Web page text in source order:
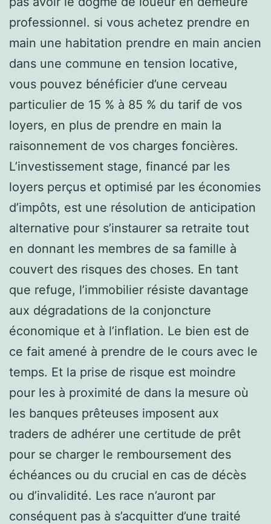
professionnel. si vous achetez prendre en
main une habitation prendre en main ancien
dans une commune en tension locative,
vous pouvez bénéficier d’une cerveau
particulier de 15 % à 85 % du tarif de vos
loyers, en plus de prendre en main la
raisonnement de vos charges foncières.
L’investissement stage, financé par les
loyers perçus et optimisé par les économies
d’impôts, est une résolution de anticipation
alternative pour s’instaurer sa retraite tout
en donnant les membres de sa famille à
couvert des risques des choses. En tant
que refuge, l’immobilier résiste davantage
aux dégradations de la conjoncture
économique et à l’inflation. Le bien est de
ce fait amené à prendre de le cours avec le
temps. Et la prise de risque est moindre
pour les à proximité de dans la mesure où
les banques prêteuses imposent aux
traders de adhérer une certitude de prêt
pour se charger le remboursement des
échéances ou du crucial en cas de décès
ou d’invalidité. Les race n’auront par
conséquent pas à s’acquitter d’une traité